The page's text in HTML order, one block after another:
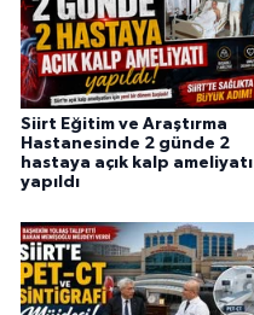
Siirt Eğitim ve Araştırma
Hastanesinde 2 günde 2
hastaya açık kalp ameliyatı
yapıldı